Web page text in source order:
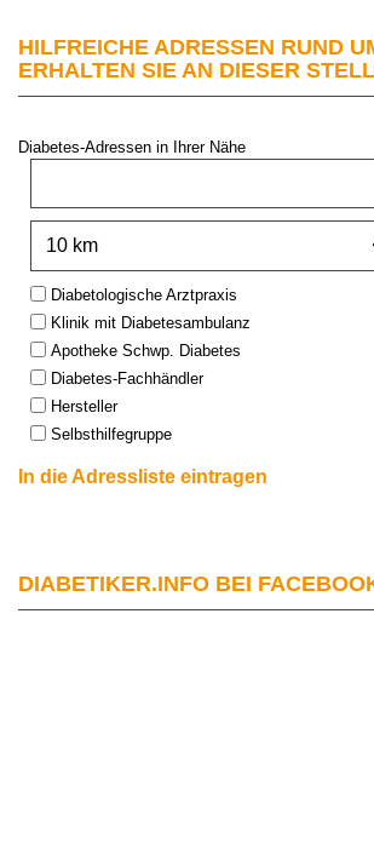
HILFREICHE ADRESSEN RUND
ERHALTEN SIE AN DIESER
Diabetes-Adressen in Ihrer Nähe
Type:Diabetologische Arztpraxis
Klinik mit Diabetesambulanz
Apotheke Schwp. Diabetes
Diabetes-Fachhändler
Hersteller
Selbsthilfegruppe
In die Adressliste eintragen
DIABETIKER.INFO BEI